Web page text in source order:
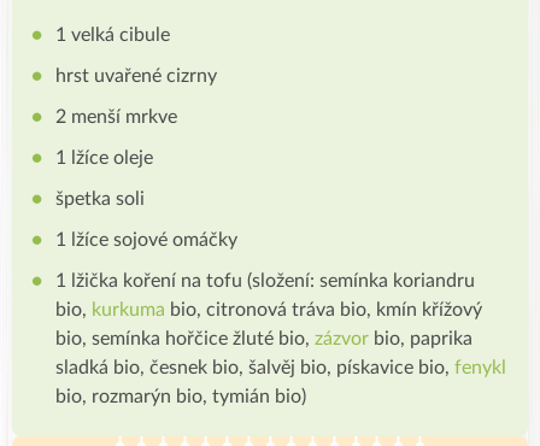
1 velká cibule
hrst uvařené cizrny
2 menší mrkve
1 lžíce oleje
špetka soli
1 lžíce sojové omáčky
1 lžička koření na tofu (složení: semínka koriandru
bio, kurkuma bio, citronová tráva bio, kmín křížový
bio, semínka hořčice žluté bio, zázvor bio, paprika
sladká bio, česnek bio, šalvěj bio, pískavice bio, fenykl
bio, rozmarýn bio, tymián bio)